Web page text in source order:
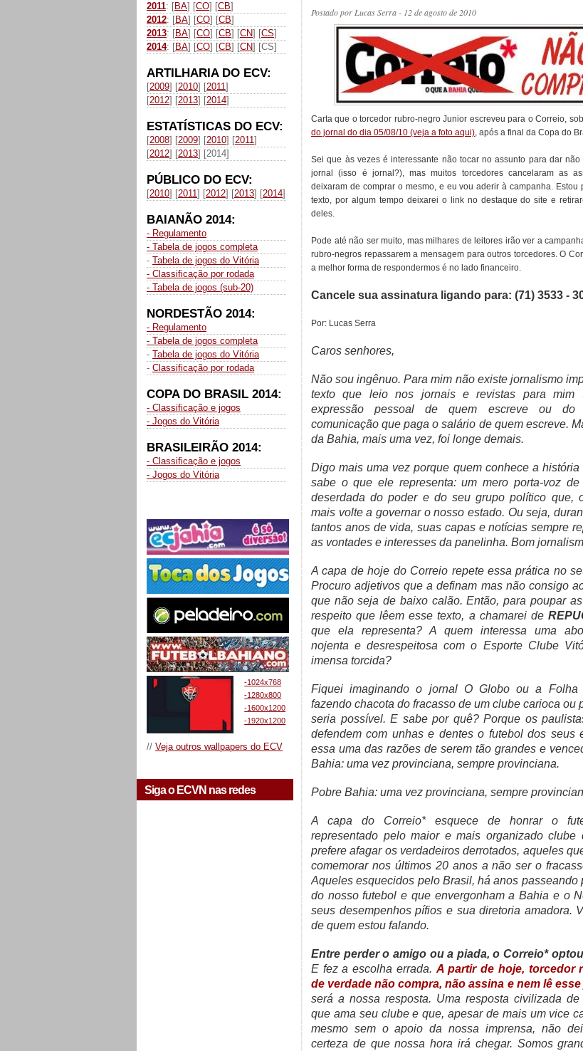
2011: [BA] [CO] [CB]
2012: [BA] [CO] [CB]
2013: [BA] [CO] [CB] [CN] [CS]
2014: [BA] [CO] [CB] [CN] [CS]
ARTILHARIA DO ECV:
[2009] [2010] [2011]
[2012] [2013] [2014]
ESTATÍSTICAS DO ECV:
[2008] [2009] [2010] [2011]
[2012] [2013] [2014]
PÚBLICO DO ECV:
[2010] [2011] [2012] [2013] [2014]
BAIANÃO 2014:
- Regulamento
- Tabela de jogos completa
- Tabela de jogos do Vitória
- Classificação por rodada
- Tabela de jogos (sub-20)
NORDESTÃO 2014:
- Regulamento
- Tabela de jogos completa
- Tabela de jogos do Vitória
- Classificação por rodada
COPA DO BRASIL 2014:
- Classificação e jogos
- Jogos do Vitória
BRASILEIRÃO 2014:
- Classificação e jogos
- Jogos do Vitória
-1024x768
-1280x800
-1600x1200
-1920x1200
// Veja outros wallpapers do ECV
Siga o ECVN nas redes
Postado porLucas Serra- 12 de agosto de 2010
Carta que o torcedor rubro-negro Junior escreveu para o Correio,
do jornal do dia 05/08/10 (veja a foto aqui), após a final da Copa do
Sei que às vezes é interessante não tocar no assunto para dar
jornal (isso é jornal?), mas muitos torcedores cancelaram as
deixaram de comprar o mesmo, e eu vou aderir à campanha. Estou
texto, por algum tempo deixarei o link no destaque do site e
deles.
Pode até não ser muito, mas milhares de leitores irão ver a
rubro-negros repassarem a mensagem para outros torcedores. O
a melhor forma de respondermos é no lado financeiro.
Cancele sua assinatura ligando para: (71) 3533 -
Por: Lucas Serra
Caros senhores,
Não sou ingênuo. Para mim não existe jornalismo
texto que leio nos jornais e revistas para mim
expressão pessoal de quem escreve ou do
comunicação que paga o salário de quem escreve.
da Bahia, mais uma vez, foi longe demais.
Digo mais uma vez porque quem conhece a história
sabe o que ele representa: um mero porta-voz
deserdada do poder e do seu grupo político que,
mais volte a governar o nosso estado. Ou seja,
tantos anos de vida, suas capas e notícias sempre
as vontades e interesses da panelinha. Bom
A capa de hoje do Correio repete essa prática no
Procuro adjetivos que a definam mas não consigo
que não seja de baixo calão. Então, para poupar
respeito que lêem esse texto, a chamarei de
que ela representa? A quem interessa uma
nojenta e desrespeitosa com o Esporte Clube
imensa torcida?
Fiquei imaginando o jornal O Globo ou a Folha
fazendo chacota do fracasso de um clube carioca ou
seria possível. E sabe por quê? Porque os
defendem com unhas e dentes o futebol dos seus
essa uma das razões de serem tão grandes e
Bahia: uma vez provinciana, sempre provinciana.
Pobre Bahia: uma vez provinciana, sempre
A capa do Correio* esquece de honrar o
representado pelo maior e mais organizado clube
prefere afagar os verdadeiros derrotados, aqueles
comemorar nos últimos 20 anos a não ser o
Aqueles esquecidos pelo Brasil, há anos passeando
do nosso futebol e que envergonham a Bahia e o
seus desempenhos pífios e sua diretoria amadora.
de quem estou falando.
Entre perder o amigo ou a piada, o Correio*
E fez a escolha errada.A partir de hoje, torcedor
de verdade não compra, não assina e nem lê
será a nossa resposta. Uma resposta civilizada de
que ama seu clube e que, apesar de mais um vice
mesmo sem o apoio da nossa imprensa, não
certeza de que nossa hora irá chegar. Somos